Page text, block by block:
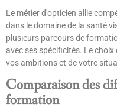
Le métier d'opticien allie
dans le domaine de la santé
plusieurs parcours de
avec ses spécificités. Le
vos ambitions et de votre
Comparaison des
formation